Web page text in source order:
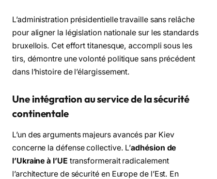
L’administration présidentielle travaille sans relâche
pour aligner la législation nationale sur les standards
bruxellois. Cet effort titanesque, accompli sous les
tirs, démontre une volonté politique sans précédent
dans l’histoire de l’élargissement.
Une intégration au service de la sécurité
continentale
L’un des arguments majeurs avancés par Kiev
concerne la défense collective. L’adhésion de
l’Ukraine à l’UE transformerait radicalement
l’architecture de sécurité en Europe de l’Est. En